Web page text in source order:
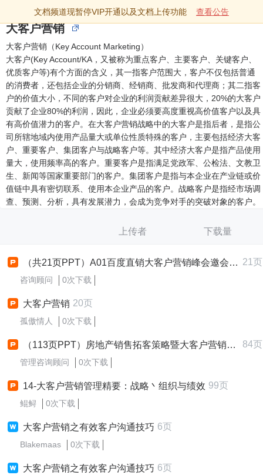
文档频道现暂停VIP开通以及文档上传功能 查看公告
大客户营销
大客户营销（Key Account Marketing）
大客户(Key Account/KA，又被称为重点客户、主要客户、关键客户、
优质客户等)有个方面的含义，其一指客户范围大，客户不仅包括普通
的消费者，还包括企业的分销商、经销商、批发商和代理商；其二指客
户的价值大小，不同的客户对企业的利润贡献差异很大，20%的大客户
贡献了企业80%的利润，因此，企业必须要高度重视高价值客户以及具
有高价值潜力的客户。在大客户营销战略中的大客户是指后者，是指公
司所辖地域内使用产品量大或单位性质特殊的客户，主要包括经济大客
户、重要客户、集团客户与战略客户等。其中经济大客户是指产品使用
量大，使用频率高的客户。重要客户是指满足党政军、公检法、文教卫
生、新闻等国家重要部门的客户。集团客户是指与本企业在产业链或价
值链中具有密切联系、使用本企业产品的客户。战略客户是指经市场调
查、预测、分析，具有发展潜力，会成为竞争对手的突破对象的客户。
上传者 下载量
（共21页PPT）A01百度直销大客户营销峰会邀会文件 21页
咨询顾问 0次下载
大客户营销 20页
孤傲情人 0次下载
（113页PPT）房地产销售拓客策略暨大客户营销与渠道管理 84页
管理咨询顾问 0次下载
14-大客户营销管理精要：战略丶组织与绩效 99页
鲲鲟 0次下载
大客户营销之有效客户沟通技巧 6页
Blakemaas 0次下载
大客户营销之有效客户沟通技巧 6页